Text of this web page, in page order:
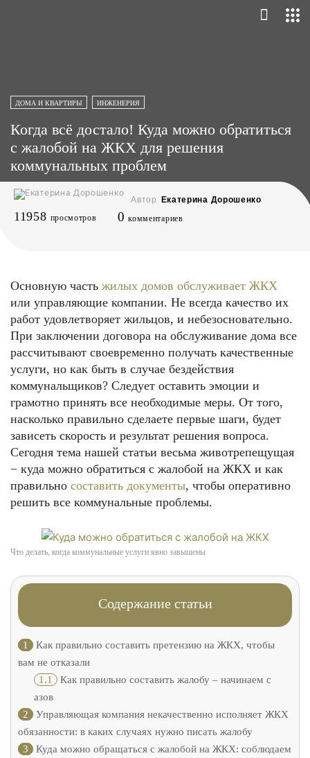
ДОМА И КВАРТИРЫ ИНЖЕНЕРИЯ
Когда всё достало! Куда можно обратиться
с жалобой на ЖКХ для решения
коммунальных проблем
Автор Екатерина Дорошенко
11958 просмотров 0 комментариев
Основную часть жилых домов обслуживает ЖКХ
или управляющие компании. Не всегда качество их
работ удовлетворяет жильцов, и небезосновательно.
При заключении договора на обслуживание дома все
рассчитывают своевременно получать качественные
услуги, но как быть в случае бездействия
коммунальщиков? Следует оставить эмоции и
грамотно принять все необходимые меры. От того,
насколько правильно сделаете первые шаги, будет
зависеть скорость и результат решения вопроса.
Сегодня тема нашей статьи весьма животрепещущая
− куда можно обратиться с жалобой на ЖКХ и как
правильно составить документы, чтобы оперативно
решить все коммунальные проблемы.
Что делать, когда коммунальные услуги явно завышены
Содержание статьи
1
Как правильно составить претензию на ЖКХ, чтобы
вам не отказали
1.1 Как правильно составить жалобу – начинаем с
азов
2
Управляющая компания некачественно исполняет ЖКХ
обязанности: в каких случаях нужно писать жалобу
3
Куда можно обращаться с жалобой на ЖКХ: соблюдаем